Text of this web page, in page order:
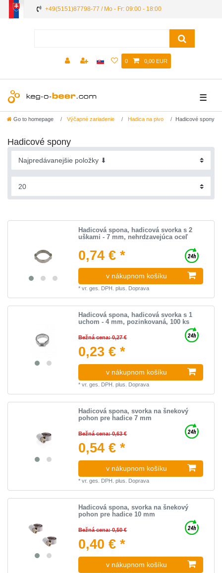
+49(5151)87798-77 / Mo - Fr: 09:00 - 18:00
0 0,00 EUR
☰
Go to homepage Výčapné zariadenie Hadica na pivo Hadicové spony
Hadicové spony
Hadicová spona, hadicová svorka s 2
uškami - 7 mm, nehrdzavejúca oceľ
0,74 € *
v nákupnom košíku
*vr. ges. DPH. plus. Doprava
Hadicová spona, hadicová svorka s 1
uchom - 4 mm, pozinkovaná, 100 ks
Bežná cena: 0,27 €
0,23 € *
v nákupnom košíku
*vr. ges. DPH. plus. Doprava
Hadicová spona, svorka na šnekový
pohon pre hadice 7 mm
Bežná cena: 0,63 €
0,54 € *
v nákupnom košíku
*vr. ges. DPH. plus. Doprava
Hadicová spona, svorka na šnekový
pohon pre hadice 10 mm
Bežná cena: 0,50 €
0,40 € *
v nákupnom košíku